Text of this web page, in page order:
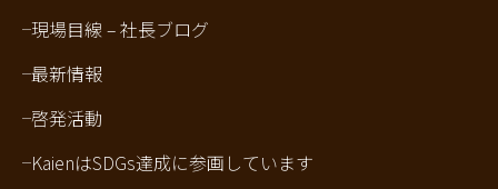
現場目線 – 社長ブログ
最新情報
啓発活動
KaienはSDGs達成に参画しています